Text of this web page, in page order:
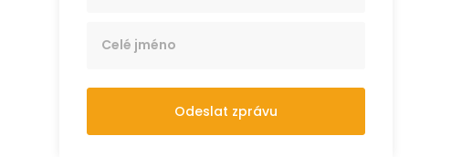
Odeslat zprávu